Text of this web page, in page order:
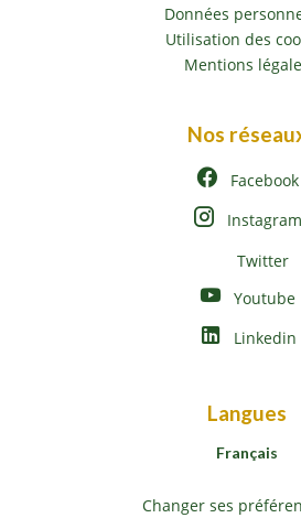
Données
Utilisation des
Mentions
Nos
Facebook
Instagram
Twitter
Youtube
Linkedin
Langues
Français
Changer ses